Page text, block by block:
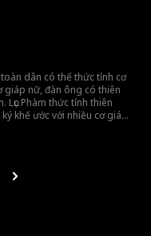
dân có thể thức tỉnh cơ
giáp nữ, đàn ông có thiên
Lục Phàm thức tỉnh thiên
khế ước với nhiều cơ giáp